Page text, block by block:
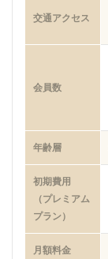
交通アクセス
会員数
年齢層
初期費用
（プレミアム
プラン）
月額料金